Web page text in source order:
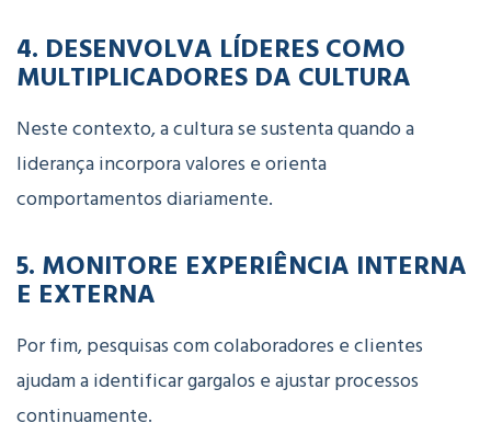
4. DESENVOLVA LÍDERES COMO
MULTIPLICADORES DA CULTURA
Neste contexto, a cultura se sustenta quando a
liderança incorpora valores e orienta
comportamentos diariamente.
5. MONITORE EXPERIÊNCIA INTERNA
E EXTERNA
Por fim, pesquisas com colaboradores e clientes
ajudam a identificar gargalos e ajustar processos
continuamente.